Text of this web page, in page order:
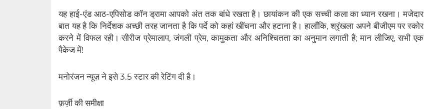
यह हाई-एंड आठ-एपिसोड कॉन ड्रामा आपको अंत तक बांधे रखता है। छायांकन की एक सच्ची कला का ध्यान रखना। मजेदार
बात यह है कि निर्देशक अच्छी तरह जानता है कि पर्दे को कहां खींचना और हटाना है। हालाँकि, श्रृंखला अपने बीजीएम पर स्कोर
करने में विफल रही। सीरीज प्रेमालाप, जंगली प्रेम, कामुकता और अनिश्चितता का अनुमान लगाती है; मान लीजिए, सभी एक
पैकेज में!
मनोरंजन न्यूज़ ने इसे 3.5 स्टार की रेटिंग दी है।
फ़र्ज़ी की समीक्षा